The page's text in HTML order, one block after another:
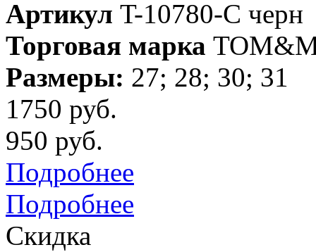
Артикул T-10780-C черн
Торговая марка
Размеры: 27; 28; 30; 31
1750 руб.
950 руб.
Подробнее
Подробнее
Скидка